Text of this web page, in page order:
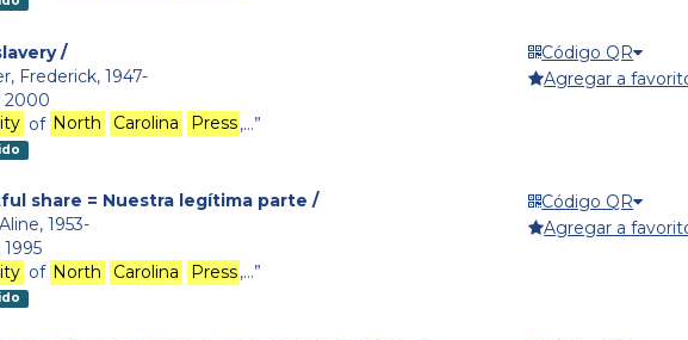
/
Frederick, 1947-
2000
of North Carolina Press,…”
Código QR
Agregar a
share = Nuestra legítima parte /
1953-
of North Carolina Press,…”
Código QR
Agregar a